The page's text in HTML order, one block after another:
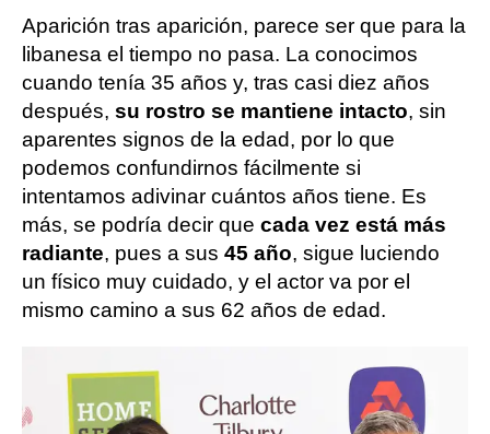
Aparición tras aparición, parece ser que para la
libanesa el tiempo no pasa. La conocimos
cuando tenía 35 años y, tras casi diez años
después, su rostro se mantiene intacto, sin
aparentes signos de la edad, por lo que
podemos confundirnos fácilmente si
intentamos adivinar cuántos años tiene. Es
más, se podría decir que cada vez está más
radiante, pues a sus 45 año, sigue luciendo
un físico muy cuidado, y el actor va por el
mismo camino a sus 62 años de edad.